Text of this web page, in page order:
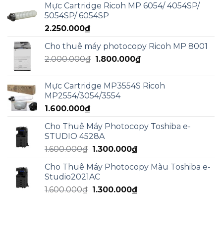
là:
5.000.000₫.
tại
Mực Cartridge Ricoh MP 6054/ 4054SP/
5054SP/ 6054SP
2.250.000₫
Cho thuê máy photocopy Ricoh MP 8001
2.000.000₫ Giá
2.000.000₫.
1.800.000₫Giá
là:
Mực Cartridge MP3554S Ricoh
MP2554/3054/3554
1.600.000₫
Cho Thuê Máy Photocopy Toshiba e-
STUDIO 4528A
1.600.000₫ Giá
là:
1.600.000₫.
1.300.000₫Giá
tại
1.300.000₫.
Cho Thuê Máy Photocopy Màu Toshiba e-
Studio2021AC
1.600.000₫ Giá
1.300.000₫Giá